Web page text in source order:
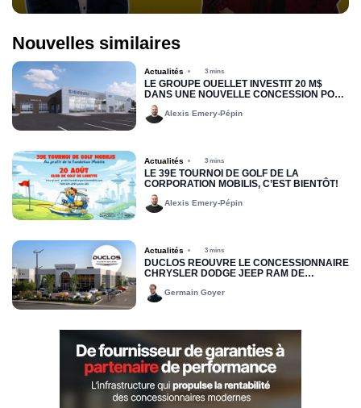
Nouvelles similaires
Actualités 3 mins
LE GROUPE OUELLET INVESTIT 20 M$
DANS UNE NOUVELLE CONCESSION POUR
RIMOUSKI FORD
Alexis Emery-Pépin
Actualités 3 mins
LE 39E TOURNOI DE GOLF DE LA
CORPORATION MOBILIS, C’EST BIENTÔT!
Alexis Emery-Pépin
Actualités 3 mins
DUCLOS RÉOUVRE LE CONCESSIONNAIRE
CHRYSLER DODGE JEEP RAM DE
DRUMMONDVILLE
Germain Goyer